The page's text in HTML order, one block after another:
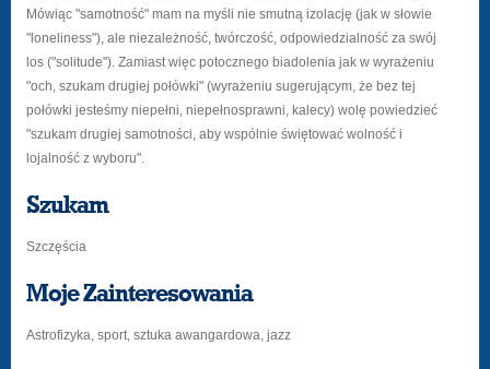
Mówiąc "samotność" mam na myśli nie smutną izolację (jak w słowie
"loneliness"), ale niezależność, twórczość, odpowiedzialność za swój
los ("solitude"). Zamiast więc potocznego biadolenia jak w wyrażeniu
"och, szukam drugiej połówki" (wyrażeniu sugerującym, że bez tej
połówki jesteśmy niepełni, niepełnosprawni, kalecy) wolę powiedzieć
"szukam drugiej samotności, aby wspólnie świętować wolność i
lojalność z wyboru".
Szukam
Szczęścia
Moje Zainteresowania
Astrofizyka, sport, sztuka awangardowa, jazz